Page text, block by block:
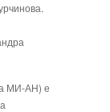
МИ-АН) е